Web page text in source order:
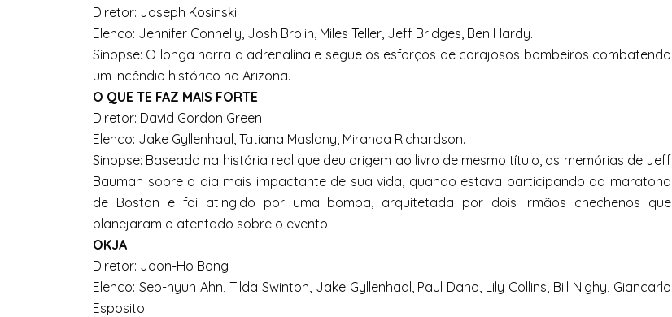
Diretor: Joseph Kosinski
Elenco: Jennifer Connelly, Josh Brolin, Miles Teller, Jeff Bridges, Ben Hardy.
Sinopse: O longa narra a adrenalina e segue os esforços de corajosos bombeiros combatendo
um incêndio histórico no Arizona.
O QUE TE FAZ MAIS FORTE
Diretor: David Gordon Green
Elenco: Jake Gyllenhaal, Tatiana Maslany, Miranda Richardson.
Sinopse: Baseado na história real que deu origem ao livro de mesmo título, as memórias de Jeff
Bauman sobre o dia mais impactante de sua vida, quando estava participando da maratona
de Boston e foi atingido por uma bomba, arquitetada por dois irmãos chechenos que
planejaram o atentado sobre o evento.
OKJA
Diretor: Joon-Ho Bong
Elenco: Seo-hyun Ahn, Tilda Swinton, Jake Gyllenhaal, Paul Dano, Lily Collins, Bill Nighy, Giancarlo
Esposito.